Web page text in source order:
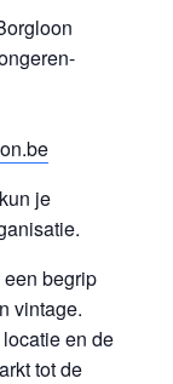
je
begrip
vintage.
en de
tot de